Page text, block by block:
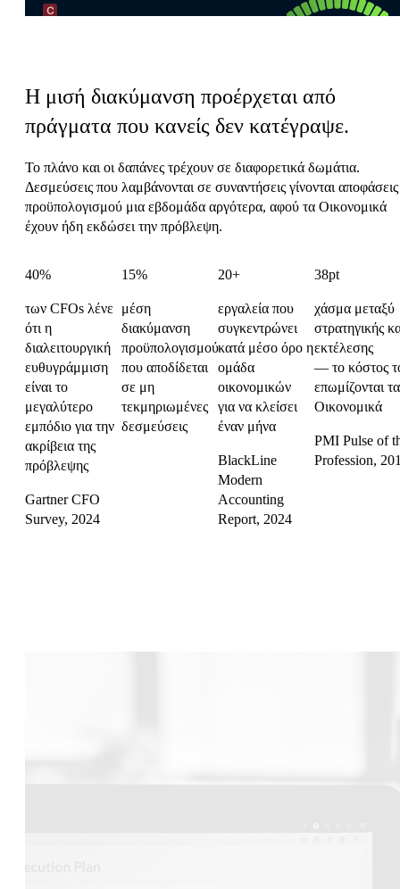
Η μισή διακύμανση προέρχεται από
πράγματα που κανείς δεν κατέγραψε.
Το πλάνο και οι δαπάνες τρέχουν σε διαφορετικά δωμάτια.
Δεσμεύσεις που λαμβάνονται σε συναντήσεις γίνονται αποφάσεις
προϋπολογισμού μια εβδομάδα αργότερα, αφού τα Οικονομικά
έχουν ήδη εκδώσει την πρόβλεψη.
40%
των CFOs λένε
ότι η
διαλειτουργική
ευθυγράμμιση
είναι το
μεγαλύτερο
εμπόδιο για την
ακρίβεια της
πρόβλεψης
Gartner CFO
Survey, 2024
15%
μέση
διακύμανση
προϋπολογισμού
που αποδίδεται
σε μη
τεκμηριωμένες
δεσμεύσεις
20+
εργαλεία που
συγκεντρώνει
κατά μέσο όρο η
ομάδα
οικονομικών
για να κλείσει
έναν μήνα
BlackLine
Modern
Accounting
Report, 2024
38pt
χάσμα μεταξύ
στρατηγικής
εκτέλεσης
— το κόστος
επωμίζονται τα
Οικονομικά
PMI Pulse of
Profession,